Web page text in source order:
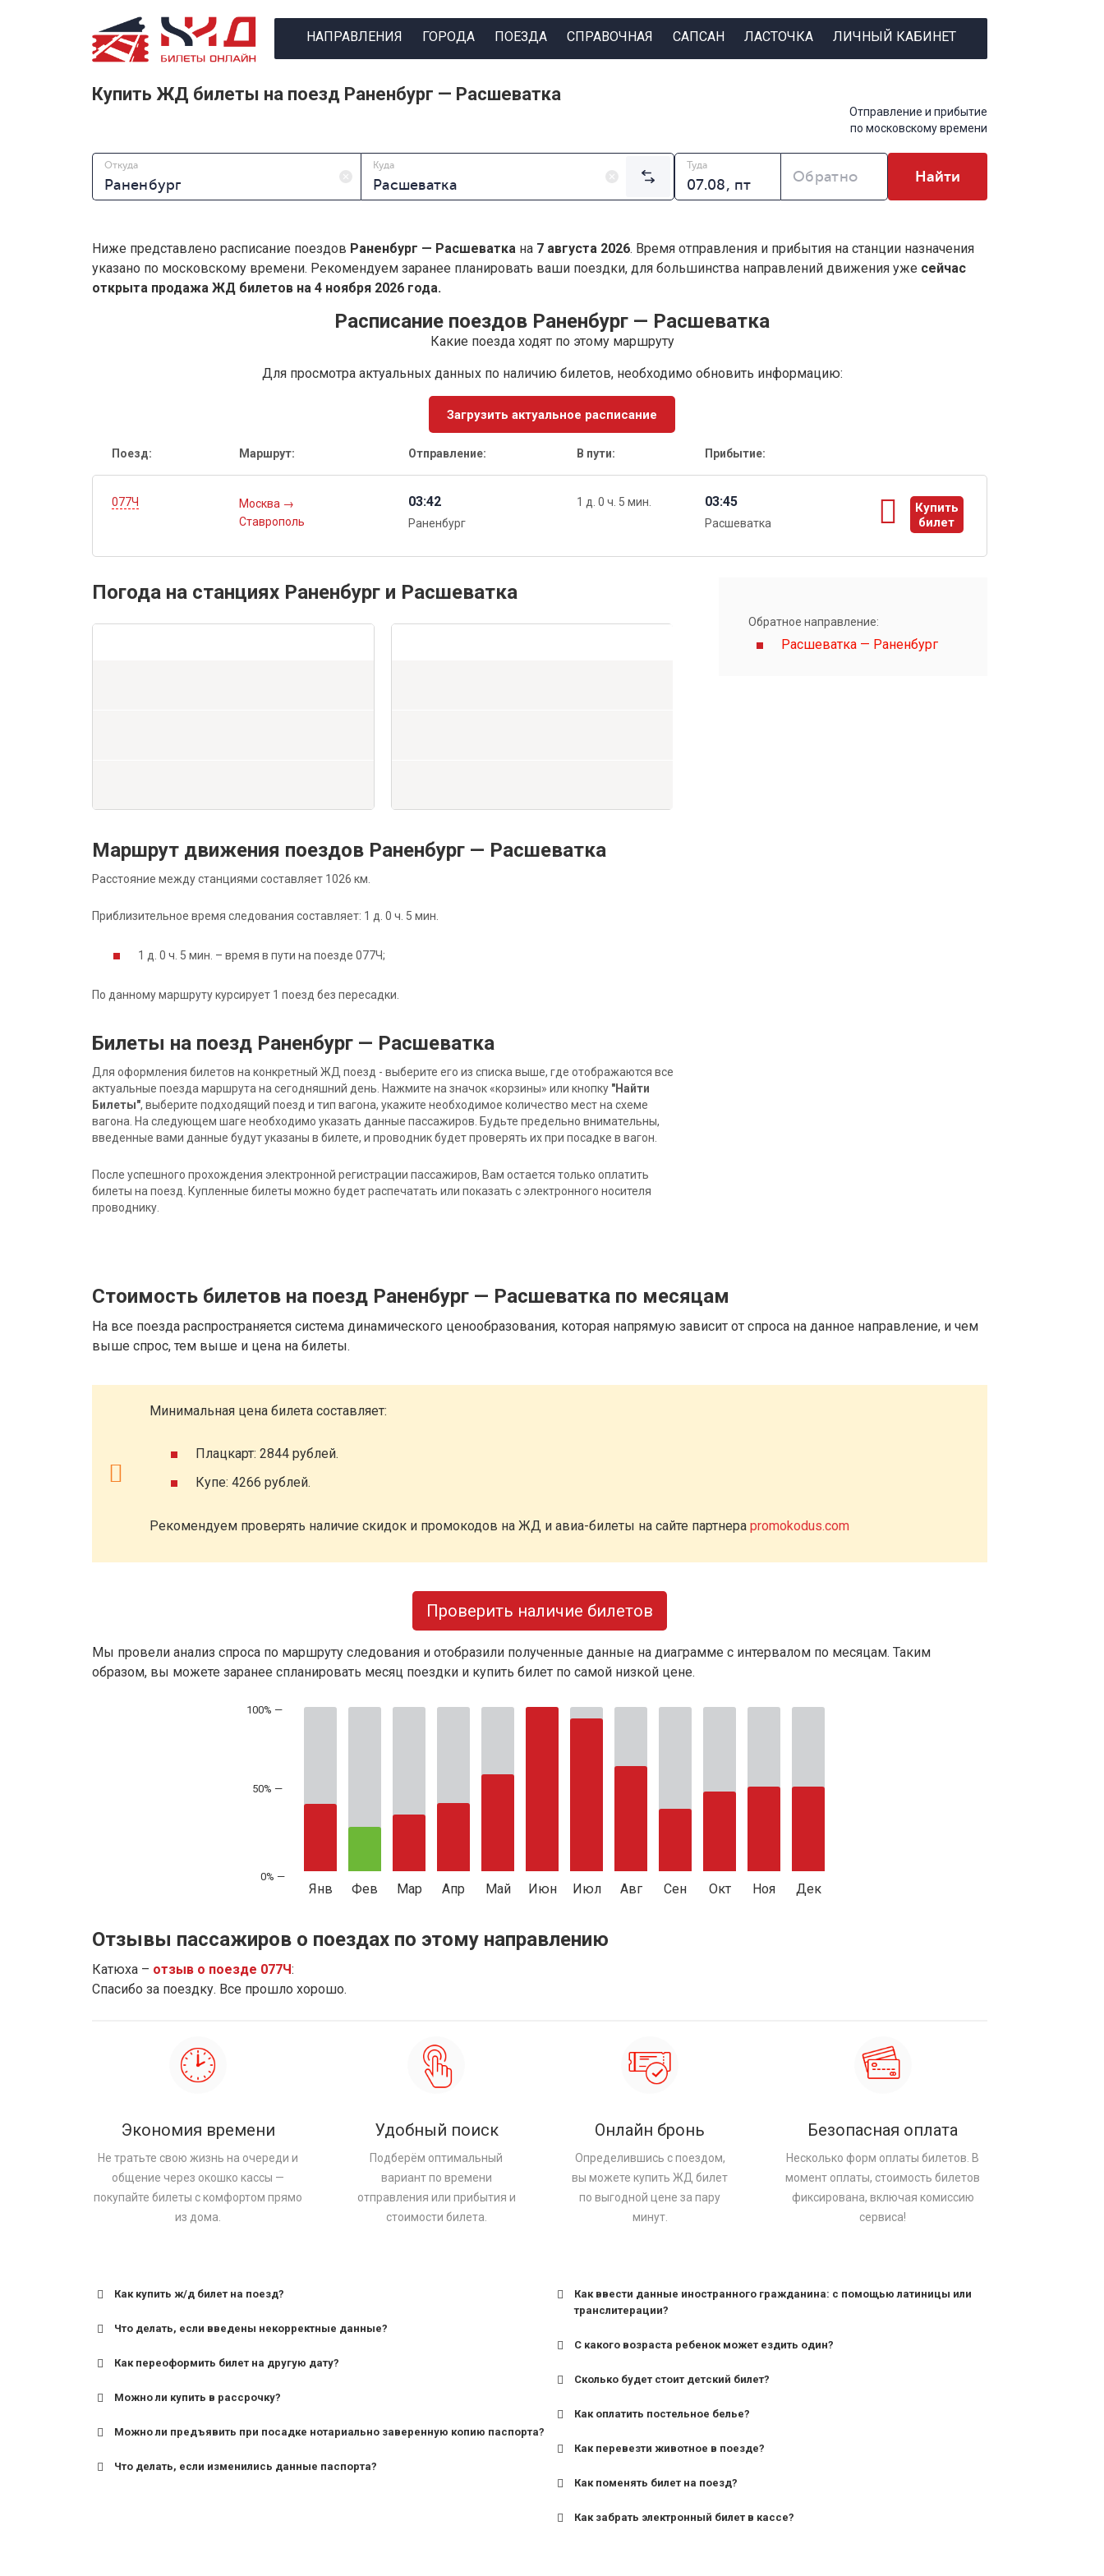
НАПРАВЛЕНИЯ ГОРОДА ПОЕЗДА СПРАВОЧНАЯ САПСАН ЛАСТОЧКА ЛИЧНЫЙ КАБИНЕТ
Купить ЖД билеты на поезд Раненбург — Расшеватка
Отправление и прибытие
по московскому времени
Откуда Куда Туда
Обратно Найти
Ниже представлено расписание поездов Раненбург — Расшеватка на 7 августа 2026. Время отправления и прибытия на станции назначения
указано по московскому времени. Рекомендуем заранее планировать ваши поездки, для большинства направлений движения уже сейчас
открыта продажа ЖД билетов на 4 ноября 2026 года.
Расписание поездов Раненбург — Расшеватка
Какие поезда ходят по этому маршруту
Для просмотра актуальных данных по наличию билетов, необходимо обновить информацию:
Загрузить актуальное расписание
Поезд: Маршрут: Отправление: В пути: Прибытие:
077Ч Москва →
Ставрополь
03:42
Раненбург
1 д. 0 ч. 5 мин. 03:45
Расшеватка
Купить
билет
ы
Погода на станциях Раненбург и Расшеватка
Маршрут движения поездов Раненбург — Расшеватка
Расстояние между станциями составляет 1026 км.
Приблизительное время следования составляет: 1 д. 0 ч. 5 мин.
1 д. 0 ч. 5 мин. – время в пути на поезде 077Ч;
По данному маршруту курсирует 1 поезд без пересадки.
Билеты на поезд Раненбург — Расшеватка
Для оформления билетов на конкретный ЖД поезд - выберите его из списка выше, где отображаются все
актуальные поезда маршрута на сегодняшний день. Нажмите на значок «корзины» или кнопку "Найти
Билеты", выберите подходящий поезд и тип вагона, укажите необходимое количество мест на схеме
вагона. На следующем шаге необходимо указать данные пассажиров. Будьте предельно внимательны,
введенные вами данные будут указаны в билете, и проводник будет проверять их при посадке в вагон.
После успешного прохождения электронной регистрации пассажиров, Вам остается только оплатить
билеты на поезд. Купленные билеты можно будет распечатать или показать с электронного носителя
проводнику.
Обратное направление:
Расшеватка — Раненбург
Стоимость билетов на поезд Раненбург — Расшеватка по месяцам
На все поезда распространяется система динамического ценообразования, которая напрямую зависит от спроса на данное направление, и чем
выше спрос, тем выше и цена на билеты.
Минимальная цена билета составляет:
Плацкарт: 2844 рублей.
Купе: 4266 рублей.
Рекомендуем проверять наличие скидок и промокодов на ЖД и авиа-билеты на сайте партнера promokodus.com
Проверить наличие билетов
Мы провели анализ спроса по маршруту следования и отобразили полученные данные на диаграмме с интервалом по месяцам. Таким
образом, вы можете заранее спланировать месяц поездки и купить билет по самой низкой цене.
50% —
Янв Фев Мар Апр Май Июн Июл Авг Сен Окт Ноя Дек
Отзывы пассажиров о поездах по этому направлению
Катюха – отзыв о поезде 077Ч:
Спасибо за поездку. Все прошло хорошо.
Экономия времени
Не тратьте свою жизнь на очереди и
общение через окошко кассы —
покупайте билеты с комфортом прямо
из дома.
Удобный поиск
Подберём оптимальный
вариант по времени
отправления или прибытия и
стоимости билета.
Онлайн бронь
Определившись с поездом,
вы можете купить ЖД билет
по выгодной цене за пару
минут.
Безопасная оплата
Несколько форм оплаты билетов. В
момент оплаты, стоимость билетов
фиксирована, включая комиссию
сервиса!
Как купить ж/д билет на поезд?
Что делать, если введены некорректные данные?
Как переоформить билет на другую дату?
Можно ли купить в рассрочку?
Можно ли предъявить при посадке нотариально заверенную копию паспорта?
Что делать, если изменились данные паспорта?
Как ввести данные иностранного гражданина: с помощью латиницы или
транслитерации?
С какого возраста ребенок может ездить один?
для поездов дальнего следования — от 10 лет и старше;
Сколько будет стоит детский билет?
Как оплатить постельное белье?
Как перевезти животное в поезде?
Как поменять билет на поезд?
Как забрать электронный билет в кассе?